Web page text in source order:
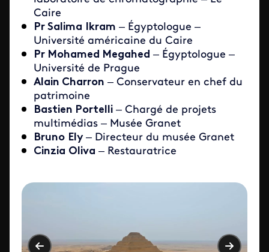
Caire
Pr Salima Ikram – Égyptologue –
Université américaine du Caire
Pr Mohamed Megahed – Égyptologue –
Université de Prague
Alain Charron – Conservateur en chef du
patrimoine
Bastien Portelli – Chargé de projets
multimédias – Musée Granet
Bruno Ely– Directeur du musée Granet
Cinzia Oliva – Restauratrice